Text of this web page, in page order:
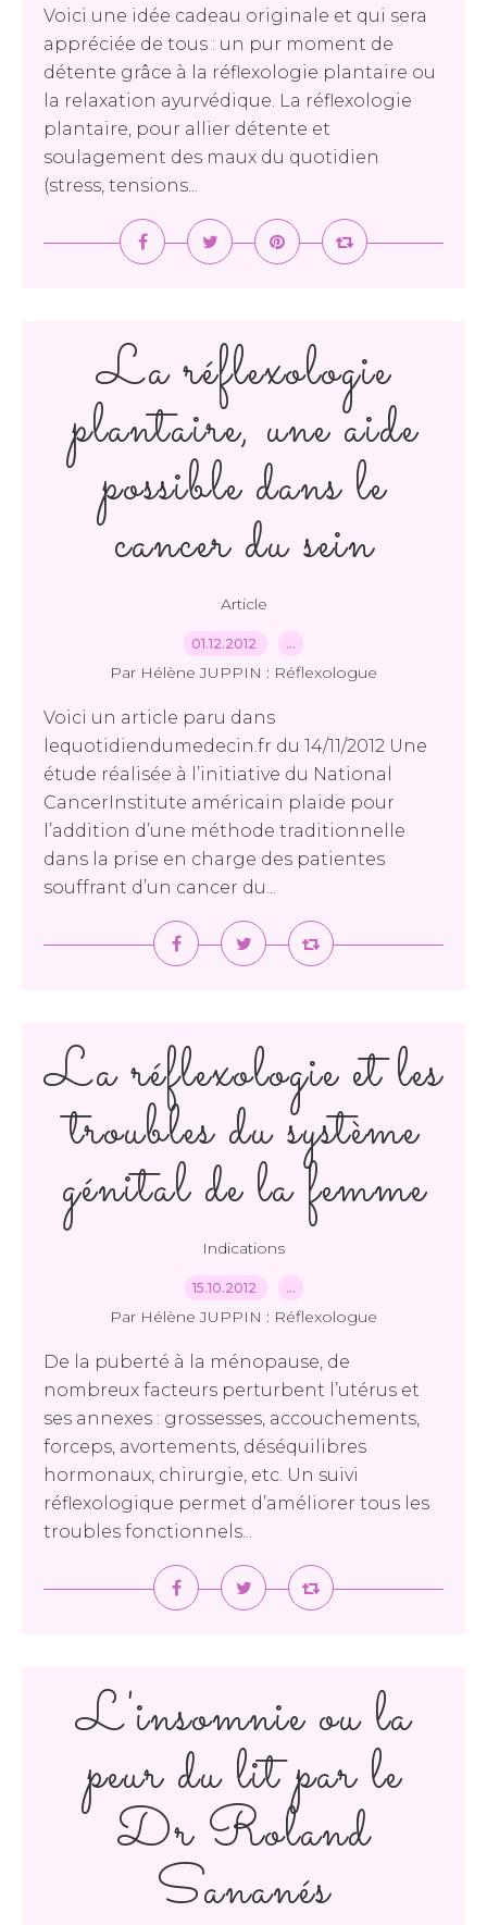
Voici une idée cadeau originale et qui sera
appréciée de tous : un pur moment de
détente grâce à la réflexologie plantaire ou
la relaxation ayurvédique. La réflexologie
plantaire, pour allier détente et
soulagement des maux du quotidien
(stress, tensions...
La réflexologie
plantaire, une aide
possible dans le
cancer du sein
Article
01.12.2012 …
Par Hélène JUPPIN : Réflexologue
Voici un article paru dans
lequotidiendumedecin.fr du 14/11/2012 Une
étude réalisée à l’initiative du National
CancerInstitute américain plaide pour
l’addition d’une méthode traditionnelle
dans la prise en charge des patientes
souffrant d’un cancer du...
La réflexologie et les
troubles du système
génital de la femme
Indications
15.10.2012 …
Par Hélène JUPPIN : Réflexologue
De la puberté à la ménopause, de
nombreux facteurs perturbent l’utérus et
ses annexes : grossesses, accouchements,
forceps, avortements, déséquilibres
hormonaux, chirurgie, etc. Un suivi
réflexologique permet d’améliorer tous les
troubles fonctionnels...
L'insomnie ou la
peur du lit par le
Dr Roland
Sananés